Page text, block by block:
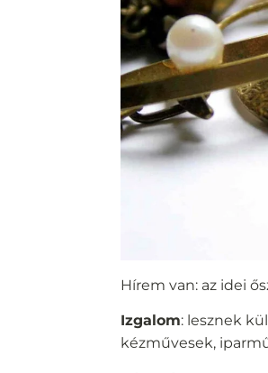
Hírem van: az idei
Izgalom: lesznek
kézművesek,